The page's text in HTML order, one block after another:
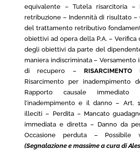
equivalente – Tutela risarcitoria –
retribuzione – Indennità di risultato –
del trattamento retributivo
obiettivi ad opera della P.A. – Verifica
degli obiettivi da parte del
maniera indiscriminata – Versamento
di recupero – RISARCIMENTO
Risarcimento per inadempimento
Rapporto causale
l’inadempimento e il danno – Art.
illeciti – Perdita – Mancato
immediata e diretta – Danno da
Occasione perduta – Possibile
(Segnalazione e massime a cura di